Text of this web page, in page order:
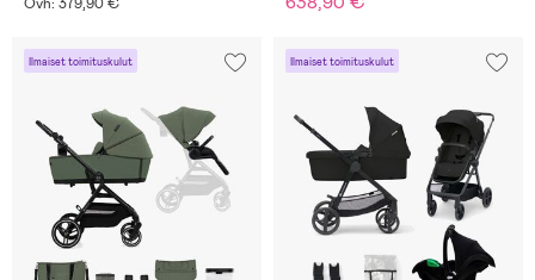
Ilmaiset toimituskulut Ilmaiset toimituskulut